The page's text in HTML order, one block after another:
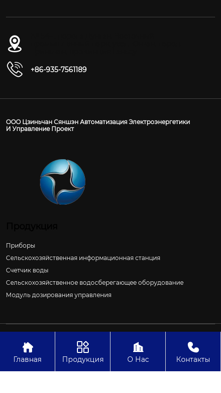
+86-935-7561189
ООО Цзиньчан Сяншэн Автоматизация Электроэнергетики
И Управление Проект
Приборы
Сельскохозяйственная информационная станция
Счетчик воды
Сельскохозяйственное водосберегающее оборудование
Модуль дозирования управления
Электроэнергетики И Управление Проект

Главная

Продукция

О Нас

Контакты